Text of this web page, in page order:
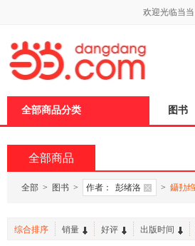
欢迎光临当
全部商品分类 图书
全部商品
全部 > 图书 > 作者： 彭绪洛 > 鑷劧
综合排序 销量 好评 出版时间
页
加